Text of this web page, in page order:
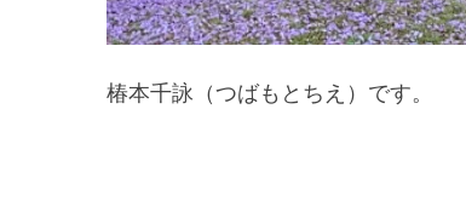
椿本千詠（つばもとちえ）です。